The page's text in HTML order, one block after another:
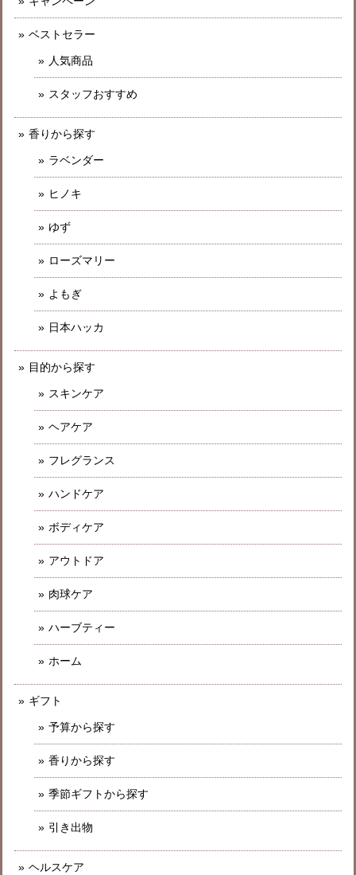
ベストセラー
人気商品
スタッフおすすめ
香りから探す
ラベンダー
ヒノキ
ゆず
ローズマリー
よもぎ
日本ハッカ
目的から探す
スキンケア
ヘアケア
フレグランス
ハンドケア
ボディケア
アウトドア
肉球ケア
ハーブティー
ホーム
ギフト
予算から探す
香りから探す
季節ギフトから探す
引き出物
ヘルスケア